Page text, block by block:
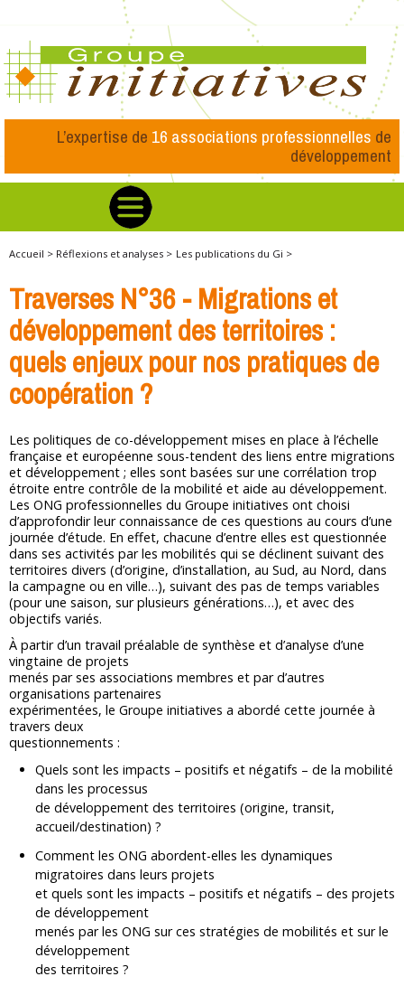
L’expertise de 16 associations professionnelles de
développement
Accueil > Réflexions et analyses > Les publications du Gi >
Traverses N°36 - Migrations et
développement des territoires :
quels enjeux pour nos pratiques de
coopération ?
Les politiques de co-développement mises en place à l’échelle
française et européenne sous-tendent des liens entre migrations
et développement ; elles sont basées sur une corrélation trop
étroite entre contrôle de la mobilité et aide au développement.
Les ONG professionnelles du Groupe initiatives ont choisi
d’approfondir leur connaissance de ces questions au cours d’une
journée d’étude. En effet, chacune d’entre elles est questionnée
dans ses activités par les mobilités qui se déclinent suivant des
territoires divers (d’origine, d’installation, au Sud, au Nord, dans
la campagne ou en ville…), suivant des pas de temps variables
(pour une saison, sur plusieurs générations…), et avec des
objectifs variés.
À partir d’un travail préalable de synthèse et d’analyse d’une
vingtaine de projets
menés par ses associations membres et par d’autres
organisations partenaires
expérimentées, le Groupe initiatives a abordé cette journée à
travers deux
questionnements :
Quels sont les impacts – positifs et négatifs – de la mobilité
dans les processus
de développement des territoires (origine, transit,
accueil/destination) ?
Comment les ONG abordent-elles les dynamiques
migratoires dans leurs projets
et quels sont les impacts – positifs et négatifs – des projets
de développement
menés par les ONG sur ces stratégies de mobilités et sur le
développement
des territoires ?